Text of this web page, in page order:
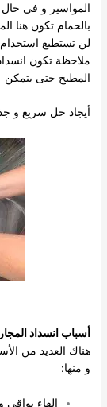
المواسير و في
بالحمام تكون هنا
لن تستطيع
ملاحظة تكون
المطبخ حتى يتمكن
أيجاد حل سريع و
أسباب انسداد
هناك العديد من
و منها:
القاء